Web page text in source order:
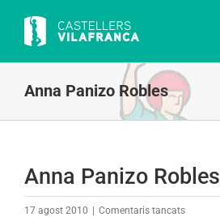
content
Anna Panizo Robles
Anna Panizo Robles
17 agost 2010 Comentaris tancatsa